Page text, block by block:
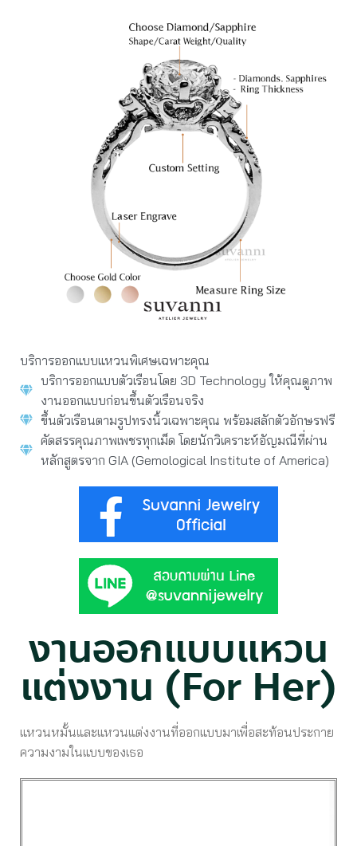
บริการออกแบบแหวนพิเศษเฉพาะคุณ
บริการออกแบบตัวเรือนโดย 3D Technology ให้คุณดูภาพ
งานออกแบบก่อนขึ้นตัวเรือนจริง
ขึ้นตัวเรือนตามรูปทรงนิ้วเฉพาะคุณ พร้อมสลักตัวอักษรฟรี
คัดสรรคุณภาพเพชรทุกเม็ด โดยนักวิเคราะห์อัญมณีที่ผ่าน
หลักสูตรจาก GIA (Gemological Institute of America)
งานออกแบบแหวน
แต่งงาน (For Her)
แหวนหมั้นและแหวนแต่งงานที่ออกแบบมาเพื่อสะท้อนประกาย
ความงามในแบบของเธอ